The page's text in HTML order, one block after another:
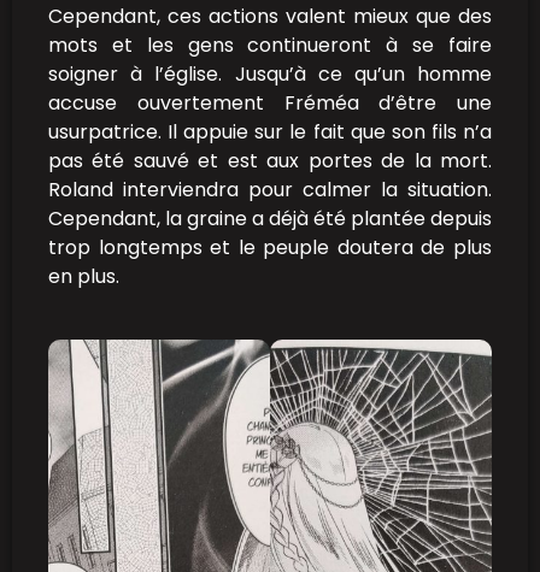
Cependant, ces actions valent mieux que des
mots et les gens continueront à se faire
soigner à l’église. Jusqu’à ce qu’un homme
accuse ouvertement Fréméa d’être une
usurpatrice. Il appuie sur le fait que son fils n’a
pas été sauvé et est aux portes de la mort.
Roland interviendra pour calmer la situation.
Cependant, la graine a déjà été plantée depuis
trop longtemps et le peuple doutera de plus
en plus.